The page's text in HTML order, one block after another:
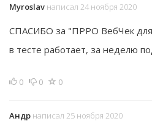
Myroslav написал 24 ноября 2020
СПАСИБО за "ПРРО ВебЧек
в тесте работает, за неделю
0 0 0
Андр написал 25 ноября 2020